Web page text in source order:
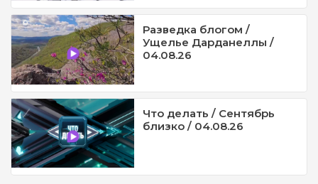
Разведка блогом /
Ущелье Дарданеллы /
04.08.26
Что делать / Сентябрь
близко / 04.08.26